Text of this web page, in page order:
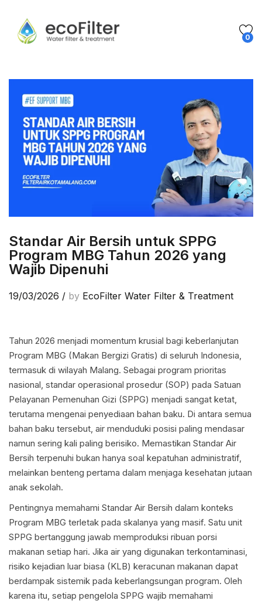
0
Standar Air Bersih untuk SPPG
Program MBG Tahun 2026 yang
Wajib Dipenuhi
19/03/2026 / by EcoFilter Water Filter & Treatment
Tahun 2026 menjadi momentum krusial bagi keberlanjutan
Program MBG (Makan Bergizi Gratis) di seluruh Indonesia,
termasuk di wilayah Malang. Sebagai program prioritas
nasional, standar operasional prosedur (SOP) pada Satuan
Pelayanan Pemenuhan Gizi (SPPG) menjadi sangat ketat,
terutama mengenai penyediaan bahan baku. Di antara semua
bahan baku tersebut, air menduduki posisi paling mendasar
namun sering kali paling berisiko. Memastikan Standar Air
Bersih terpenuhi bukan hanya soal kepatuhan administratif,
melainkan benteng pertama dalam menjaga kesehatan jutaan
anak sekolah.
Pentingnya memahami Standar Air Bersih dalam konteks
Program MBG terletak pada skalanya yang masif. Satu unit
SPPG bertanggung jawab memproduksi ribuan porsi
makanan setiap hari. Jika air yang digunakan terkontaminasi,
risiko kejadian luar biasa (KLB) keracunan makanan dapat
berdampak sistemik pada keberlangsungan program. Oleh
karena itu, setiap pengelola SPPG wajib memahami